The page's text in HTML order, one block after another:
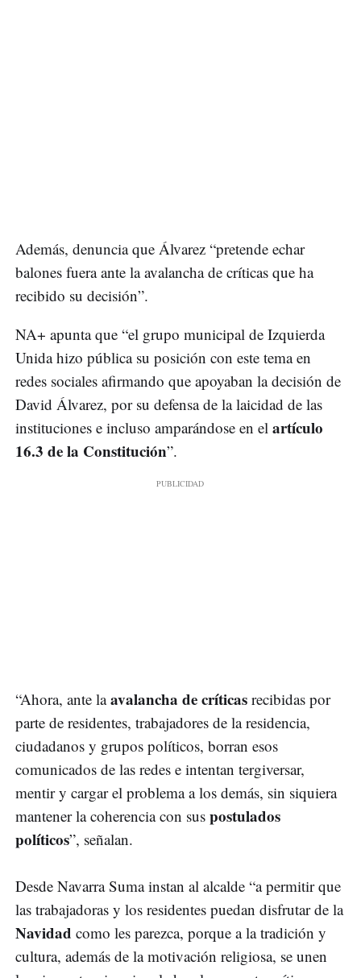
Además, denuncia que Álvarez “pretende echar
balones fuera ante la avalancha de críticas que ha
recibido su decisión”.
NA+ apunta que “el grupo municipal de Izquierda
Unida hizo pública su posición con este tema en
redes sociales afirmando que apoyaban la decisión de
David Álvarez, por su defensa de la laicidad de las
instituciones e incluso amparándose en el artículo
16.3 de la Constitución”.
“Ahora, ante laavalancha de críticas recibidas por
parte de residentes, trabajadores de la residencia,
ciudadanos y grupos políticos, borran esos
comunicados de las redes e intentan tergiversar,
mentir y cargar el problema a los demás, sin siquiera
mantener la coherencia con sus postulados
políticos”, señalan.
Desde Navarra Suma instan al alcalde “a permitir que
las trabajadoras y los residentes puedan disfrutar de la
Navidad como les parezca, porque a la tradición y
cultura, además de la motivación religiosa, se unen